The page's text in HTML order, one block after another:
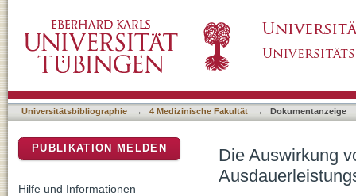
Universitätsbibliographie → 4 Medizinische Fakultät → Dokumentanzeige
Die Auswirkung
PUBLIKATION MELDEN
Hilfe und Informationen